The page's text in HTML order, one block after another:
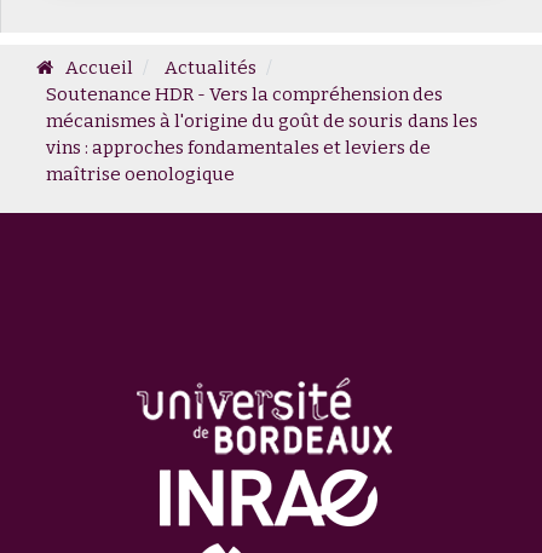
Accueil
Actualités
Soutenance HDR - Vers la compréhension des
mécanismes à l'origine du goût de souris dans les
vins : approches fondamentales et leviers de
maîtrise oenologique